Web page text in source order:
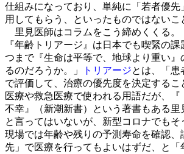
仕組みになっており、単純に「若者優先
用してもらう、といったものではないこ
里見医師はコラムをこう締めくくる。
『年齢トリアージ』は日本でも喫緊の
つまで『生命は平等で、地球より重い』
るのだろうか。」
トリアージとは、「患
で評価して、治療の優先度を決定する
医療や救急医療で使われる用語だが、『
不幸』（新潮新書）という著書もある里
と言ってはいないが、新型コロナでもそ
現場では年齢や残りの予測寿命を確認、
先」で医療を行ってもよいはずだ、と「